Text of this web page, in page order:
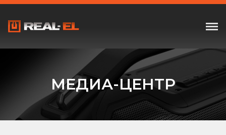
МЕДИА-ЦЕНТР